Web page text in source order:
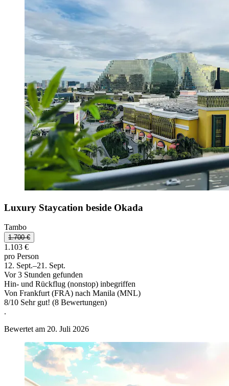
Luxury Staycation beside Okada
Tambo
1.700 €
1.103 €
pro Person
12. Sept.–21. Sept.
Vor 3 Stunden gefunden
Hin- und Rückflug (nonstop) inbegriffen
Von Frankfurt (FRA) nach Manila (MNL)
8/10 Sehr gut! (8 Bewertungen)
.
Bewertet am 20. Juli 2026